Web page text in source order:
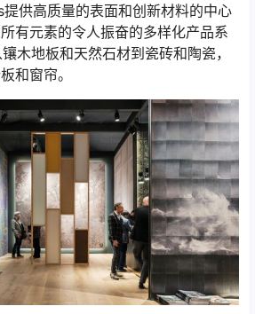
供高质量的表面和创新材料的中心
有元素的令人振奋的多样化产品系
木地板和天然石材到瓷砖和陶瓷，
和窗帘。